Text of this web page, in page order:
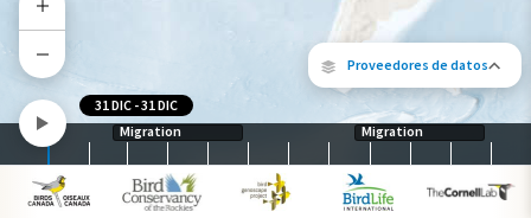
Proveedores de datos
Los siguientes socios contribuyeron
Migration Migration
31 DIC -31 DIC